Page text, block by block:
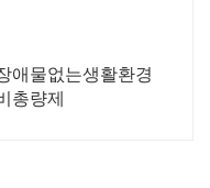
애물없는생활환경
총량제